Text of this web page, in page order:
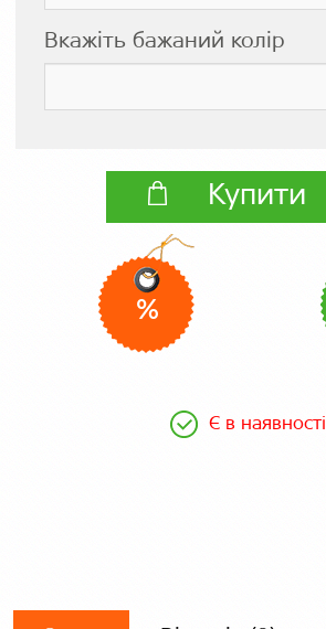
Вкажіть бажаний колір
Купити
%
Є в наявності